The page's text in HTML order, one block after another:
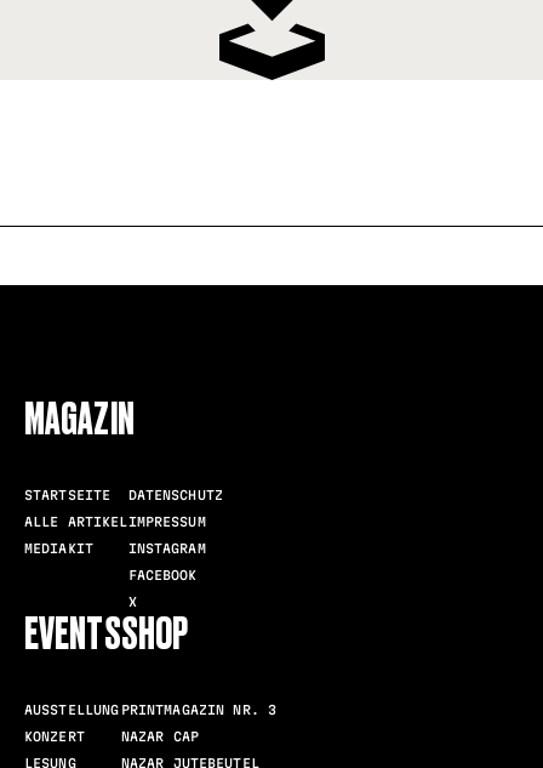
MAGAZIN
STARTSEITE
ALLE ARTIKEL
MEDIAKIT
DATENSCHUTZ
IMPRESSUM
INSTAGRAM
FACEBOOK
X
EVENTS
AUSSTELLUNG
KONZERT
LESUNG
SHOP
PRINTMAGAZIN NR. 3
NAZAR CAP
NAZAR JUTEBEUTEL